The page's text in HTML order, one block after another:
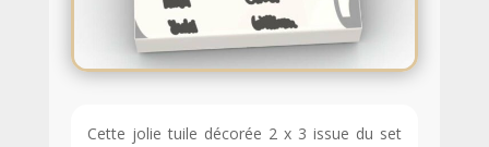
Cette jolie tuile décorée 2 x 3 issue du set